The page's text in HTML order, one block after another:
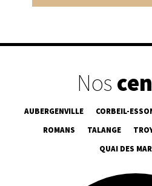
Nos
AUBERGENVILLE CORBEIL-
ROMANS
TALANGE
QUAI DES